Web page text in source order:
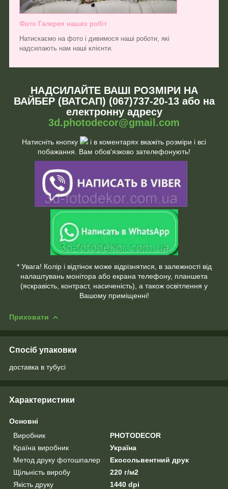
Фото Галерея наших робіт
Натискаємо на фото і дивимося наші роботи, які
надсилають нам наші клієнти.
НАДСИЛАЙТЕ ВАШІ РОЗМІРИ НА
ВАЙБЕР (ВАТСАП) (067)737-20-13 або на
електронну адресу
3d.photodecor@gmail.com
Натисніть кнопку
і в коментарях вкажіть розміри і всі
побажання. Вам обов'язково зателефонують!
* Увага! Колір і відтінок може відрізнятися, в залежності від
налаштувань монітора або екрана телефону, планшета
(яскравість, контраст, насиченість), а також освітлення у
Вашому приміщенні!
Приховати
Спосіб упаковки
доставка в тубусі
Характеристики
Основні
Виробник
PHOTODECOR
Країна виробник
Україна
Метод друку фотошпалер
Екосольвентний друк
Щільність виробу
220 г/м2
Якість друку
1440 dpi